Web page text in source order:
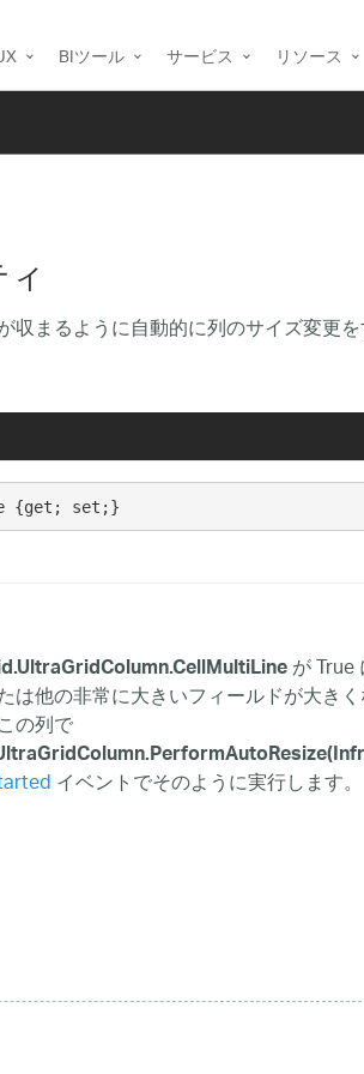
BIツール サービス リソース
まるように自動的に列のサイズ変更
{get; set;}
が True
は他の非常に大きいフィールドが大き
の列で
イベントでそのように実行します。